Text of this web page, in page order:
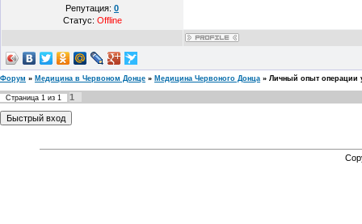
Репутация: 0
Статус: Offline
Форум » Медицина в Червоном Донце » Медицина Червоного Донца » Личный опыт операции
Страница 1 из 1 1